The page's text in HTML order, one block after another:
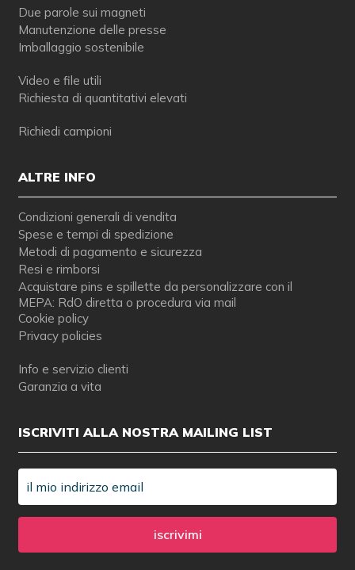
Due parole sui magneti
Manutenzione delle presse
Imballaggio sostenibile
Video e file utili
Richiesta di quantitativi elevati
Richiedi campioni
ALTRE INFO
Condizioni generali di vendita
Spese e tempi di spedizione
Metodi di pagamento e sicurezza
Resi e rimborsi
Acquistare pins e spillette da personalizzare con il
MEPA: RdO diretta o procedura via mail
Cookie policy
Privacy policies
Info e servizio clienti
Garanzia a vita
ISCRIVITI ALLA NOSTRA MAILING LIST